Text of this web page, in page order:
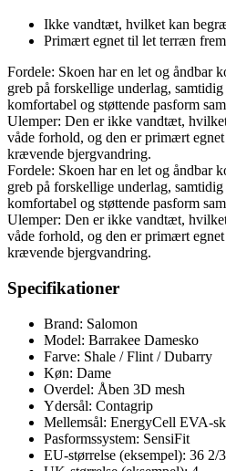
Ikke vandtæt, hvilket kan
Primært egnet til let terræn
Fordele: Skoen har en let og åndbar
greb på forskellige underlag,
komfortabel og støttende pasform
Ulemper: Den er ikke vandtæt,
våde forhold, og den er primært
krævende bjergvandring.
Fordele: Skoen har en let og åndbar
greb på forskellige underlag,
komfortabel og støttende pasform
Ulemper: Den er ikke vandtæt,
våde forhold, og den er primært
krævende bjergvandring.
Specifikationer
Brand: Salomon
Model: Barrakee Damesko
Farve: Shale / Flint / Dubarry
Køn: Dame
Overdel: Åben 3D mesh
Ydersål: Contagrip
Mellemsål: EnergyCell EVA-
Pasformssystem: SensiFit
EU-størrelse (eksempel): 36 2/3